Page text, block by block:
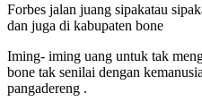
Forbes jalan juang sipakatau
dan juga di kabupaten bone
Iming- iming uang untuk tak
bone tak senilai dengan
pangadereng .